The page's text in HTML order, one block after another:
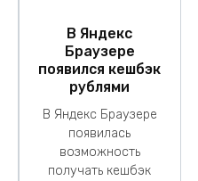
В Яндекс
Браузере
появился кешбэк
рублями
В Яндекс Браузере
появилась
возможность
получать кешбэк